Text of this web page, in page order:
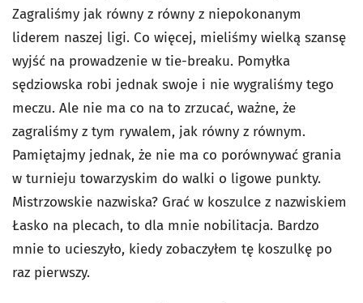
Zagraliśmy jak równy z równy z niepokonanym
liderem naszej ligi. Co więcej, mieliśmy wielką szansę
wyjść na prowadzenie w tie-breaku. Pomyłka
sędziowska robi jednak swoje i nie wygraliśmy tego
meczu. Ale nie ma co na to zrzucać, ważne, że
zagraliśmy z tym rywalem, jak równy z równym.
Pamiętajmy jednak, że nie ma co porównywać grania
w turnieju towarzyskim do walki o ligowe punkty.
Mistrzowskie nazwiska? Grać w koszulce z nazwiskiem
Łasko na plecach, to dla mnie nobilitacja. Bardzo
mnie to ucieszyło, kiedy zobaczyłem tę koszulkę po
raz pierwszy.